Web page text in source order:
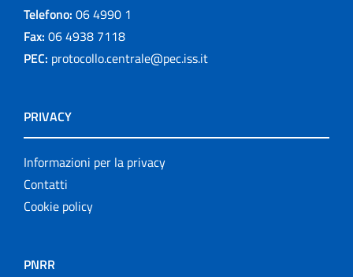
Telefono: 06 4990 1
Fax: 06 4938 7118
PEC: protocollo.centrale@pec.iss.it
PRIVACY
Informazioni per la privacy
Contatti
Cookie policy
PNRR